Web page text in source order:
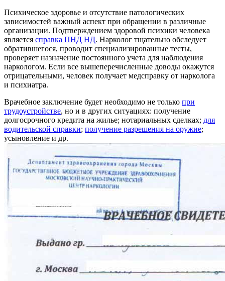
Психическое здоровье и отсутствие патологических
зависимостей важный аспект при обращении в различные
организации. Подтверждением здоровой психики человека
является справка ПНД НД. Нарколог тщательно обследует
обратившегося, проводит специализированные тесты,
проверяет назначение постоянного учета для наблюдения
наркологом. Если все вышеперечисленные доводы окажутся
отрицательными, человек получает медсправку от нарколога
и психиатра.
Врачебное заключение будет необходимо не только при
трудоустройстве, но и в других ситуациях: получение
долгосрочного кредита на жилье; нотариальных сделках; для
водительской справки; получение разрешения на оружие;
усыновление и др.